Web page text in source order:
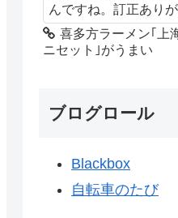
んですね。訂正あり
喜多方ラーメン｢上
ニセット｣がうまい
ブログロール
Blackbox
自転車のたび